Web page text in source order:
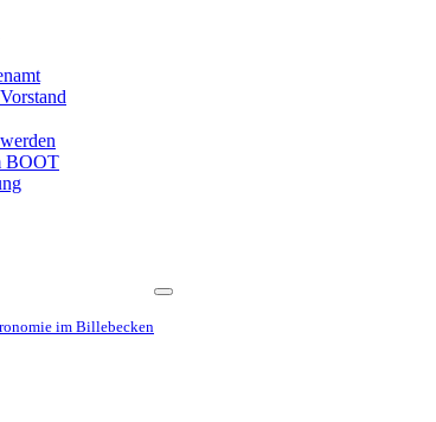
BOOT
im Billebecken
Navigationsmenü